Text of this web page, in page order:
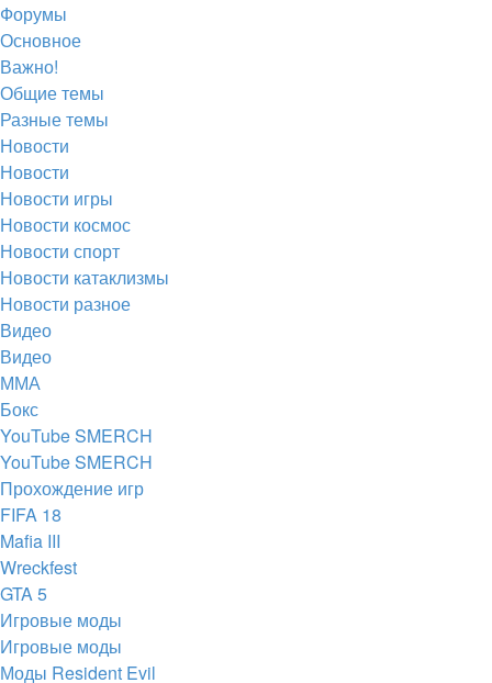
вкладке)
вкладке)
новой
вкладке)
в
новой
вкладке)
(Откроется
в
новой
вкладке)
Форумы
Основное
Важно!
Общие темы
Разные темы
Новости
Новости
Новости игры
Новости космос
Новости спорт
Новости катаклизмы
Новости разное
Видео
Видео
ММА
Бокс
YouTube SMERCH
YouTube SMERCH
Прохождение игр
FIFA 18
Mafia III
Wreckfest
GTA 5
Игровые моды
Игровые моды
Моды Resident Evil